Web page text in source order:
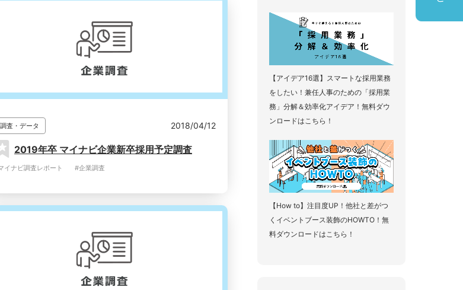
調査・データ 2018/04/12
2019年卒 マイナビ企業新卒採用予定調査
イナビ調査レポート #企業調査
【アイデア16選】スマートな採用業務
をしたい！兼任人事のための「採用業
務」分解＆効率化アイデア！無料ダウ
ンロードはこちら！
【How to】注目度UP！他社と差がつ
くイベントブース装飾のHOWTO！無
料ダウンロードはこちら！